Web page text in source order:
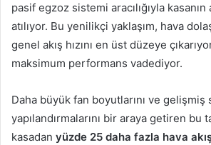
pasif egzoz sistemi aracılığıyla kasanın
atılıyor. Bu yenilikçi yaklaşım, hava
genel akış hızını en üst düzeye
maksimum performans vadediyor.
Daha büyük fan boyutlarını ve gelişmiş
yapılandırmalarını bir araya getiren bu
kasadan yüzde 25 daha fazla hava